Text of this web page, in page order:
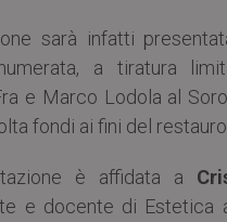
sarà infatti
a tiratura
e Marco Lodola al
fondi ai fini del restauro.
è affidata a
e docente di Estetica